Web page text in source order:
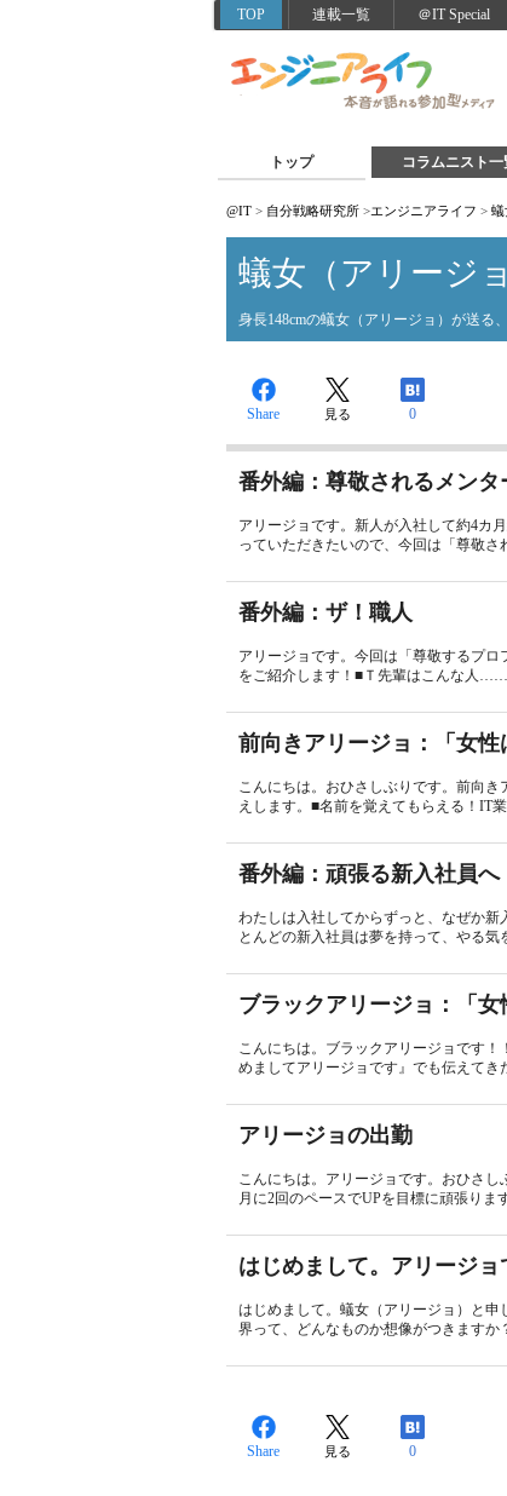
TOP 連載一覧 ＠IT Special
トップ コラムニスト一
@IT > 自分戦略研究所 >エンジニアライフ > 蟻
蟻女（アリージ
身長148cmの蟻女（アリージョ）が送る
Share 見る 0
番外編：尊敬されるメンタ
アリージョです。新人が入社して約4カ
っていただきたいので、今回は「尊敬
番外編：ザ！職人
アリージョです。今回は「尊敬するプ
をご紹介します！■Ｔ先輩はこんな人
前向きアリージョ：「女性
こんにちは。おひさしぶりです。前向
えします。■名前を覚えてもらえる！IT
番外編：頑張る新入社員へ
わたしは入社してからずっと、なぜか
とんどの新入社員は夢を持って、やる
ブラックアリージョ：「女
こんにちは。ブラックアリージョです
めましてアリージョです』でも伝えて
アリージョの出勤
こんにちは。アリージョです。おひさ
月に2回のペースでUPを目標に頑張り
はじめまして。アリージョ
はじめまして。蟻女（アリージョ）と申
界って、どんなものか想像がつきます
Share 見る 0